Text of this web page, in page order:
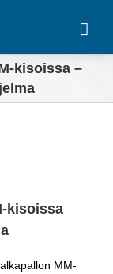
kisoissa –
kisoissa
MM-